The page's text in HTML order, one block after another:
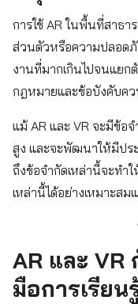
การใช้ AR ในพื้นที่สาธ
ส่วนตัวหรือความปลอด
งานที่มากเกินไปจนแยก
กฎหมายและข้อบังคับคว
แม้ AR และ VR จะมีข้อ
สูง และจะพัฒนาให้มีปร
ถึงข้อจำกัดเหล่านี้จะทำใ
เหล่านี้ได้อย่างเหมาะส
AR และ VR
มือการเรีย